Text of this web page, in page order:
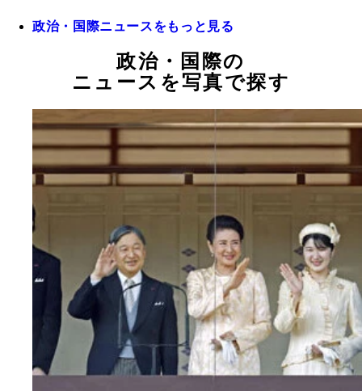
政治・国際ニュースをもっと見る
政治・国際の
ニュースを写真で探す